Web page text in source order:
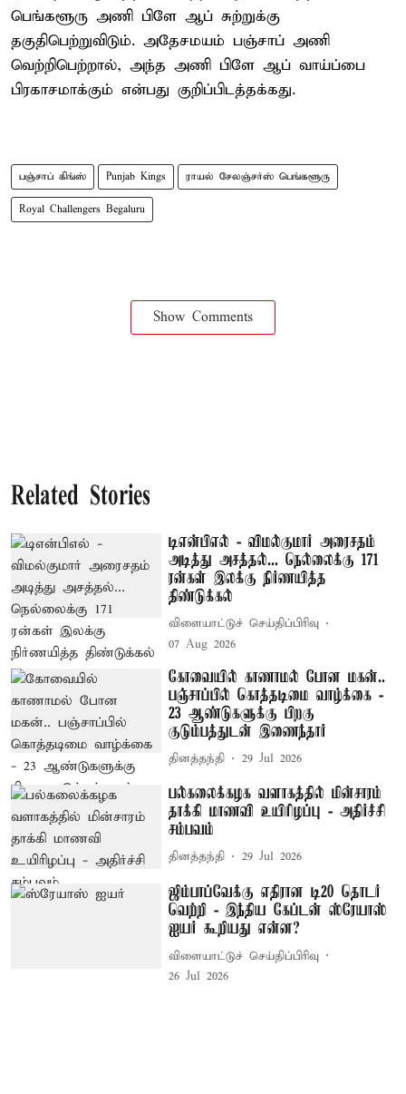
பெங்களூரு அணி பிளே ஆப் சுற்றுக்கு
தகுதிபெற்றுவிடும். அதேசமயம் பஞ்சாப் அணி
வெற்றிபெற்றால், அந்த அணி பிளே ஆப் வாய்ப்பை
பிரகாசமாக்கும் என்பது குறிப்பிடத்தக்கது.
பஞ்சாப் கிங்ஸ் Punjab Kings ராயல் சேலஞ்சர்ஸ் பெங்களூரு
Royal Challengers Begaluru
Show Comments
Related Stories
டிஎன்பிஎல் - விமல்குமார் அரைசதம்
அடித்து அசத்தல்... நெல்லைக்கு 171
ரன்கள் இலக்கு நிர்ணயித்த
திண்டுக்கல்
விளையாட்டுச் செய்திப்பிரிவு
07 Aug 2026
கோவையில் காணாமல் போன மகன்..
பஞ்சாப்பில் கொத்தடிமை வாழ்க்கை -
23 ஆண்டுகளுக்கு பிறகு
குடும்பத்துடன் இணைந்தார்
தினத்தந்தி 29 Jul 2026
பல்கலைக்கழக வளாகத்தில் மின்சாரம்
தாக்கி மாணவி உயிரிழப்பு - அதிர்ச்சி
சம்பவம்
தினத்தந்தி 29 Jul 2026
ஜிம்பாப்வேக்கு எதிரான டி20 தொடர்
வெற்றி - இந்திய கேப்டன் ஸ்ரேயாஸ்
ஐயர் கூறியது என்ன?
விளையாட்டுச் செய்திப்பிரிவு
26 Jul 2026